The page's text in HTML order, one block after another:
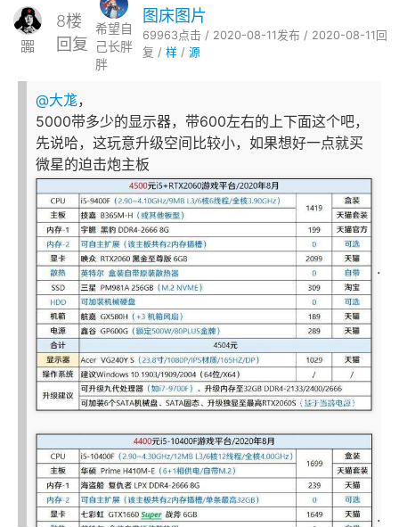
嚻
8楼
回复
希望自
己长胖
胖
图床图片
69963点击 / 2020-08-11发布 / 2020-08-11回
复 / 样/ 源
@大尨，
5000带多少的显示器，带600左右的上下面这个吧，
先说哈，这玩意升级空间比较小，如果想好一点就买
微星的迫击炮主板